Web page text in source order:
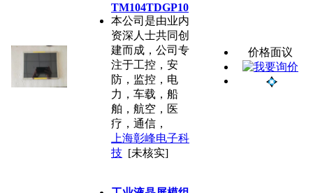
TM104TDGP10
本公司是由业内
资深人士共同创
建而成，公司专
注于工控，安
防，监控，电
力，车载，船
舶，航空，医
疗，通信，
上海彰峰电子科
技 [未核实]
价格面议